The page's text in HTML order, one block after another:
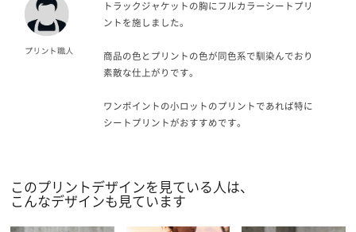
トラックジャケットの胸にフルカラーシートプリ
ントを施しました。
商品の色とプリントの色が同色系で馴染んでおり
素敵な仕上がりです。
ワンポイントの小ロットのプリントであれば特に
シートプリントがおすすめです。
このプリントデザインを見ている人は、
こんなデザインも見ています